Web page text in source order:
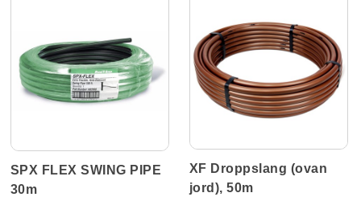
SPX FLEX SWING PIPE
30m
XF Droppslang (ovan
jord), 50m